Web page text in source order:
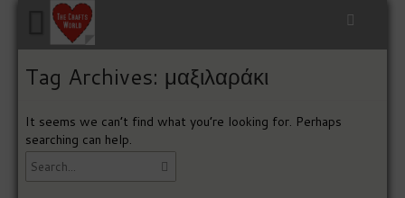
Tag Archives: μαξιλαράκι
It seems we can’t find what you’re looking for. Perhaps
searching can help.